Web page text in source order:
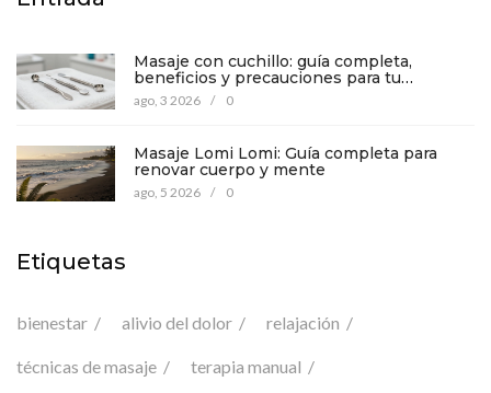
Masaje con cuchillo: guía completa,
beneficios y precauciones para tu
bienestar
ago, 3 2026 / 0
Masaje Lomi Lomi: Guía completa para
renovar cuerpo y mente
ago, 5 2026 / 0
Etiquetas
bienestar alivio del dolor relajación
técnicas de masaje terapia manual